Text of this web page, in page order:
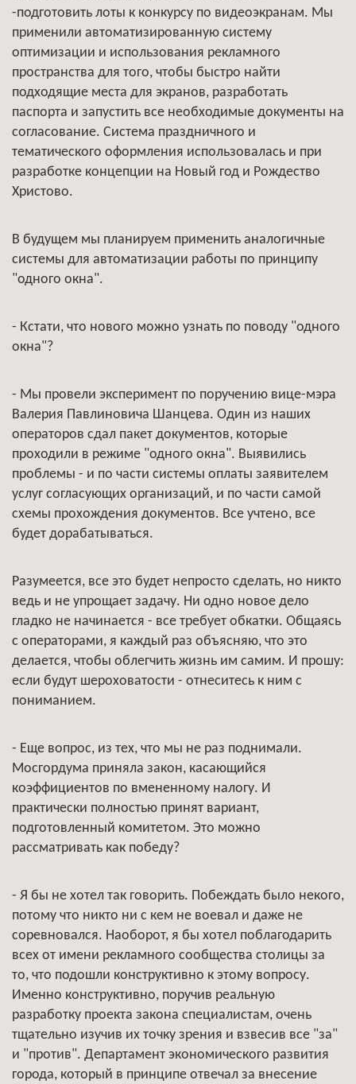
-подготовить лоты к конкурсу по видеоэкранам. Мы
применили автоматизированную систему
оптимизации и использования рекламного
пространства для того, чтобы быстро найти
подходящие места для экранов, разработать
паспорта и запустить все необходимые документы на
согласование. Система праздничного и
тематического оформления использовалась и при
разработке концепции на Новый год и Рождество
Христово.
В будущем мы планируем применить аналогичные
системы для автоматизации работы по принципу
"одного окна".
- Кстати, что нового можно узнать по поводу "одного
окна"?
- Мы провели эксперимент по поручению вице-мэра
Валерия Павлиновича Шанцева. Один из наших
операторов сдал пакет документов, которые
проходили в режиме "одного окна". Выявились
проблемы - и по части системы оплаты заявителем
услуг согласующих организаций, и по части самой
схемы прохождения документов. Все учтено, все
будет дорабатываться.
Разумеется, все это будет непросто сделать, но никто
ведь и не упрощает задачу. Ни одно новое дело
гладко не начинается - все требует обкатки. Общаясь
с операторами, я каждый раз объясняю, что это
делается, чтобы облегчить жизнь им самим. И прошу:
если будут шероховатости - отнеситесь к ним с
пониманием.
- Еще вопрос, из тех, что мы не раз поднимали.
Мосгордума приняла закон, касающийся
коэффициентов по вмененному налогу. И
практически полностью принят вариант,
подготовленный комитетом. Это можно
рассматривать как победу?
- Я бы не хотел так говорить. Побеждать было некого,
потому что никто ни с кем не воевал и даже не
соревновался. Наоборот, я бы хотел поблагодарить
всех от имени рекламного сообщества столицы за
то, что подошли конструктивно к этому вопросу.
Именно конструктивно, поручив реальную
разработку проекта закона специалистам, очень
тщательно изучив их точку зрения и взвесив все "за"
и "против". Департамент экономического развития
города, который в принципе отвечал за внесение